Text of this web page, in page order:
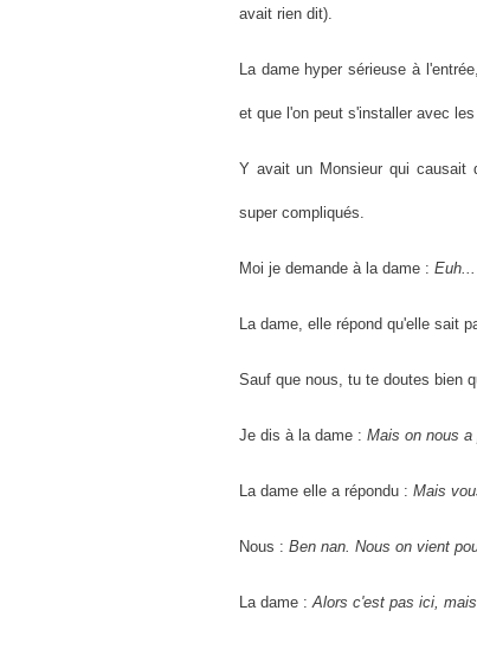
avait rien dit).
La dame hyper sérieuse à
et que l'on peut s'installer avec les
Y avait un Monsieur qui causait
super compliqués.
Moi je demande à la dame :
La dame, elle répond qu'elle sait
Sauf que nous, tu te doutes bien
Je dis à la dame : Mais on nous
La dame elle a répondu : Mais
Nous : Ben nan. Nous on vient
La dame : Alors c'est pas ici,